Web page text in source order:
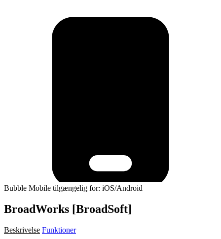
Bubble Mobile tilgængelig for: iOS/Android
BroadWorks [BroadSoft]
Beskrivelse Funktioner